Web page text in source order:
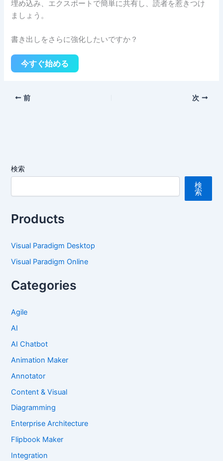
埋め込み、エクスポートで簡単に共有し、読者を惹きつけ
ましょう。
書き出しをさらに強化したいですか？
今すぐ始める
前 次
検索
検
索
Products
Visual Paradigm Desktop
Visual Paradigm Online
Categories
Agile
AI
AI Chatbot
Animation Maker
Annotator
Content & Visual
Diagramming
Enterprise Architecture
Flipbook Maker
Integration